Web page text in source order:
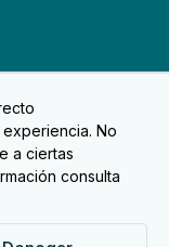
No
a ciertas
consulta
Studio.